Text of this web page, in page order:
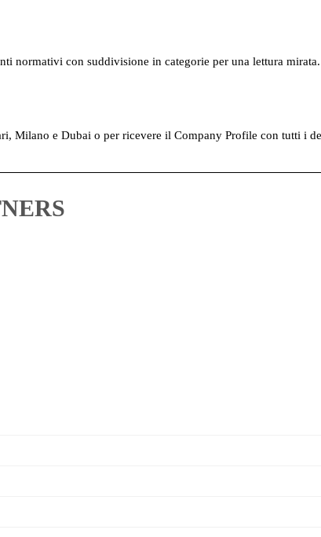
normativi con suddivisione in categorie per una lettura mirata.
Milano e Dubai o per ricevere il Company Profile con tutti i